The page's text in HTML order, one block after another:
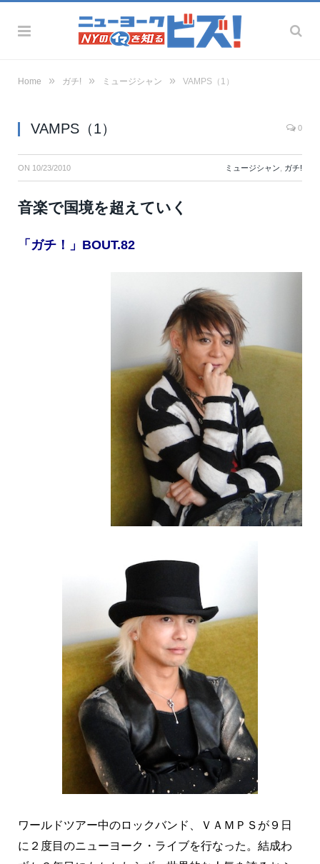
Home » ガチ! » ミュージシャン » VAMPS（1）
VAMPS（1） 0
ON 10/23/2010 ミュージシャン ガチ!
音楽で国境を超えていく
「ガチ！」BOUT.82
ワールドツアー中のロックバンド、ＶＡＭＰＳが９日
に２度目のニューヨーク・ライブを行なった。結成わ